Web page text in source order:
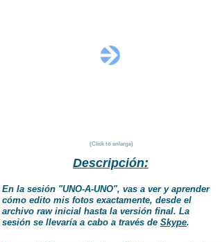
(Click to enlarge)
Descripción:
En la sesión "UNO-A-UNO", vas a ver y aprender
cómo edito mis fotos exactamente, desde el
archivo raw inicial hasta la versión final. La
sesión se llevaría a cabo a través de Skype.